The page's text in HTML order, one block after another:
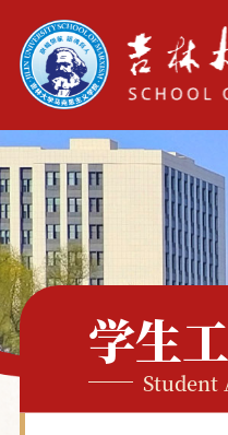
学生
Student